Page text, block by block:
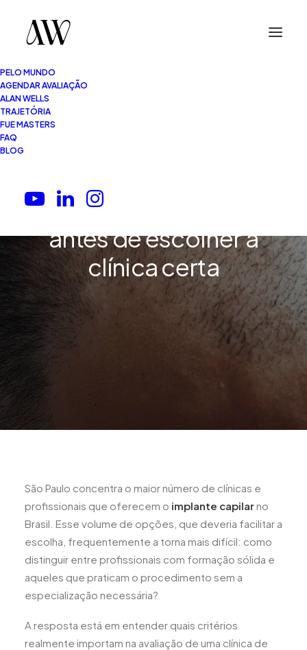
PELO MUNDO
AGENDAR AVALIAÇÃO
ALAN WELLS
TRAJETÓRIA
FUE MASTERS
FAQ
BLOG
São Paulo: o que avaliar
antes de escolher a
clínica certa
São Paulo concentra o maior número de clínicas e
profissionais que oferecem o implante capilarno
Brasil. Esse volume de opções, que deveria facilitar a
escolha, frequentemente a torna mais difícil: como
distinguir entre profissionais com formação sólida e
aqueles que praticam o procedimento sem a
especialização necessária?
A resposta está em entender quais critérios
realmente importam na avaliação de uma clínica de